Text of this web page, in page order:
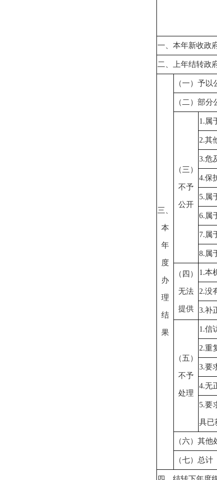
一、本年新收政
二、上年结转政
三、
本
年
度
办
理
结
果
（一）予以
（二）部分
（三）
不予
公开
1.属
2.其
3.危
4.保
5.属
6.属
7.属
8.属
（四）
无法
提供
1.本
2.没
3.补
（五）
不予
处理
1.信
2.重
3.要
4.无
5.要
具已
（六）其他
（七）总计